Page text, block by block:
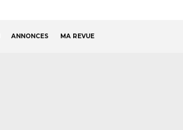
ANNONCES MA REVUE